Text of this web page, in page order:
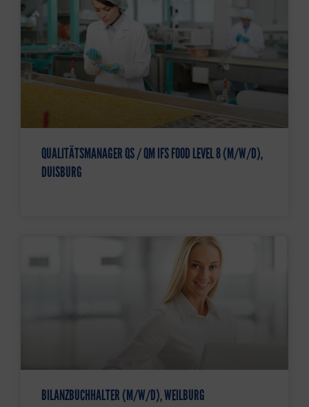
QUALITÄTSMANAGER QS / QM IFS FOOD LEVEL 8 (M/W/D),
DUISBURG
BILANZBUCHHALTER (M/W/D), WEILBURG